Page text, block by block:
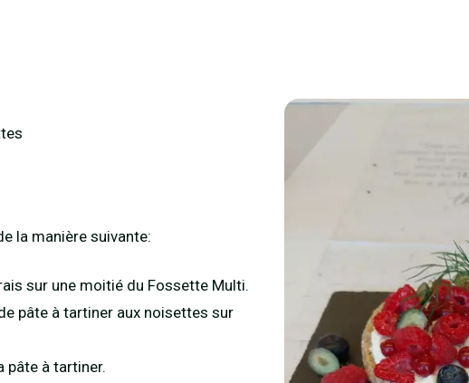
la manière suivante:
sur une moitié du Fossette Multi.
pâte à tartiner aux noisettes sur
pâte à tartiner.